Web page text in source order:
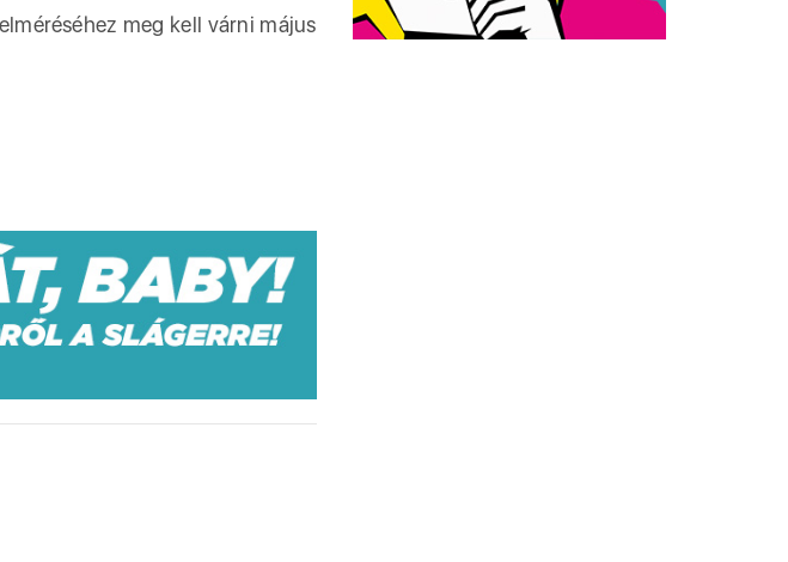
meg kell várni május